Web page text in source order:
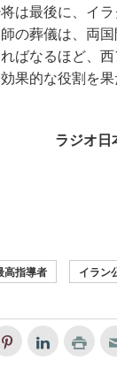
は最後に、イ
の葬儀は、両
ばなるほど、
果的な役割を
ラジオ日
高指導者 イラン